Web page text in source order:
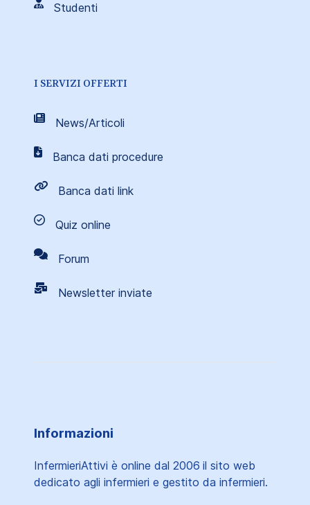
Studenti
I SERVIZI OFFERTI
News/Articoli
Banca dati procedure
Banca dati link
Quiz online
Forum
Newsletter inviate
Informazioni
InfermieriAttivi è online dal 2006 il sito web
dedicato agli infermieri e gestito da infermieri.